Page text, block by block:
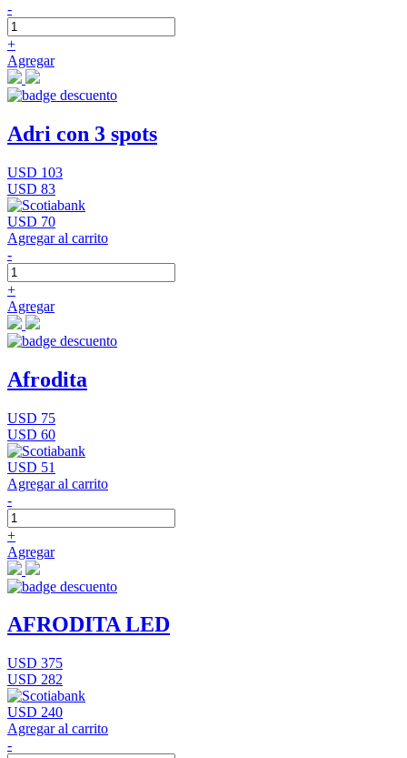
-
+
Agregar
Adri con 3 spots
USD 103
USD 83
USD 70
Agregar al carrito
-
+
Agregar
Afrodita
USD 75
USD 60
USD 51
Agregar al carrito
-
+
Agregar
AFRODITA LED
USD 375
USD 282
USD 240
Agregar al carrito
-